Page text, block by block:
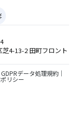
芝4-13-2 田町フロント
GDPRデータ処理規約
リシー